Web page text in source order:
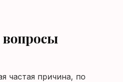
частая причина, по